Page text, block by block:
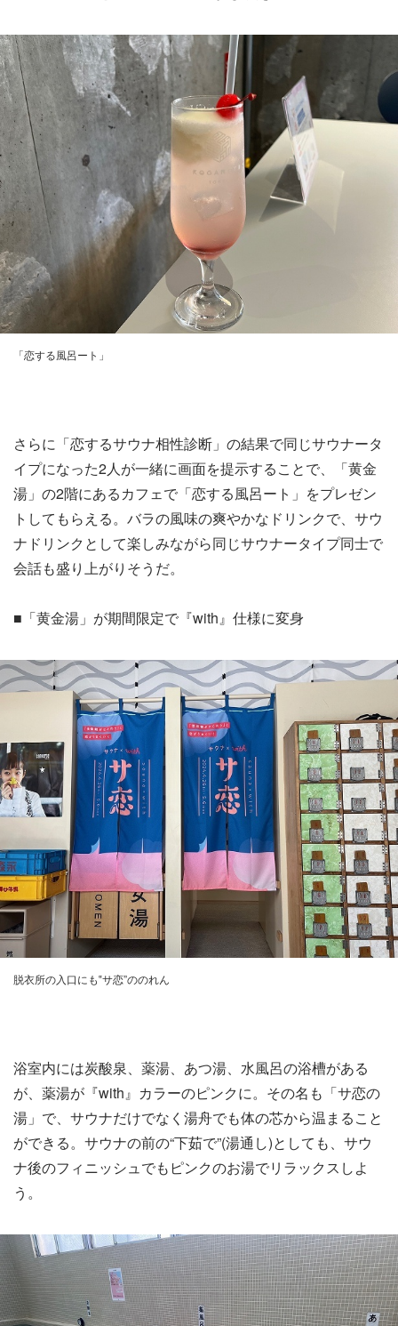
「恋する風呂ート」
さらに「恋するサウナ相性診断」の結果で同じサウナータ
イプになった2人が一緒に画面を提示することで、「黄金
湯」の2階にあるカフェで「恋する風呂ート」をプレゼン
トしてもらえる。バラの風味の爽やかなドリンクで、サウ
ナドリンクとして楽しみながら同じサウナータイプ同士で
会話も盛り上がりそうだ。
■「黄金湯」が期間限定で『with』仕様に変身
脱衣所の入口にも‟サ恋”ののれん
浴室内には炭酸泉、薬湯、あつ湯、水風呂の浴槽がある
が、薬湯が『with』カラーのピンクに。その名も「サ恋の
湯」で、サウナだけでなく湯舟でも体の芯から温まること
ができる。サウナの前の“下茹で”(湯通し)としても、サウ
ナ後のフィニッシュでもピンクのお湯でリラックスしよ
う。